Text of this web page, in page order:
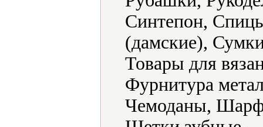
Синтепон,
(дамские),
Товары для
Фурнитура
Чемоданы,